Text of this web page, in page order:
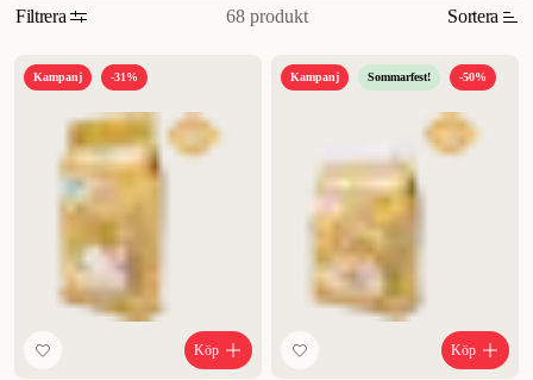
Filtrera 68 produkt Sortera
Relevans
Högsta pris
Lägsta pris
Kampanj -31%
Köp
Kampanj Sommarfest! -50%
Köp